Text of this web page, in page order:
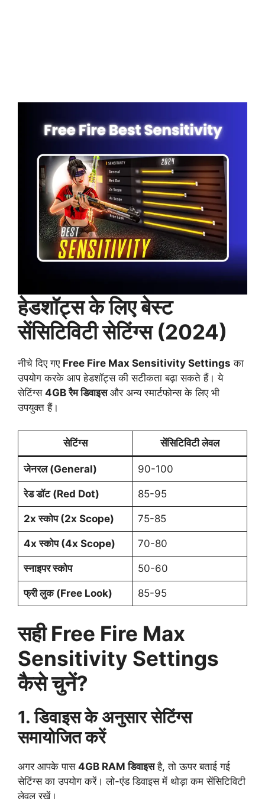
हेडशॉट्स के लिए बेस्ट
सेंसिटिविटी सेटिंग्स (2024)
नीचे दिए गए Free Fire Max Sensitivity Settings का
उपयोग करके आप हेडशॉट्स की सटीकता बढ़ा सकते हैं। ये
सेटिंग्स 4GB रैम डिवाइसऔर अन्य स्मार्टफोन्स के लिए भी
उपयुक्त हैं।
सेटिंग्स सेंसिटिविटी लेवल
जेनरल (General) 90-100
रेड डॉट (Red Dot) 85-95
2x स्कोप (2x Scope) 75-85
4x स्कोप (4x Scope) 70-80
स्नाइपर स्कोप 50-60
फ्री लुक (Free Look) 85-95
सहीFree Fire Max
Sensitivity Settings
कैसे चुनें?
1. डिवाइस के अनुसार सेटिंग्स
समायोजित करें
अगर आपके पास 4GB RAM डिवाइसहै, तो ऊपर बताई गई
सेटिंग्स का उपयोग करें। लो-एंड डिवाइस में थोड़ा कम सेंसिटिविटी
लेवल रखें।